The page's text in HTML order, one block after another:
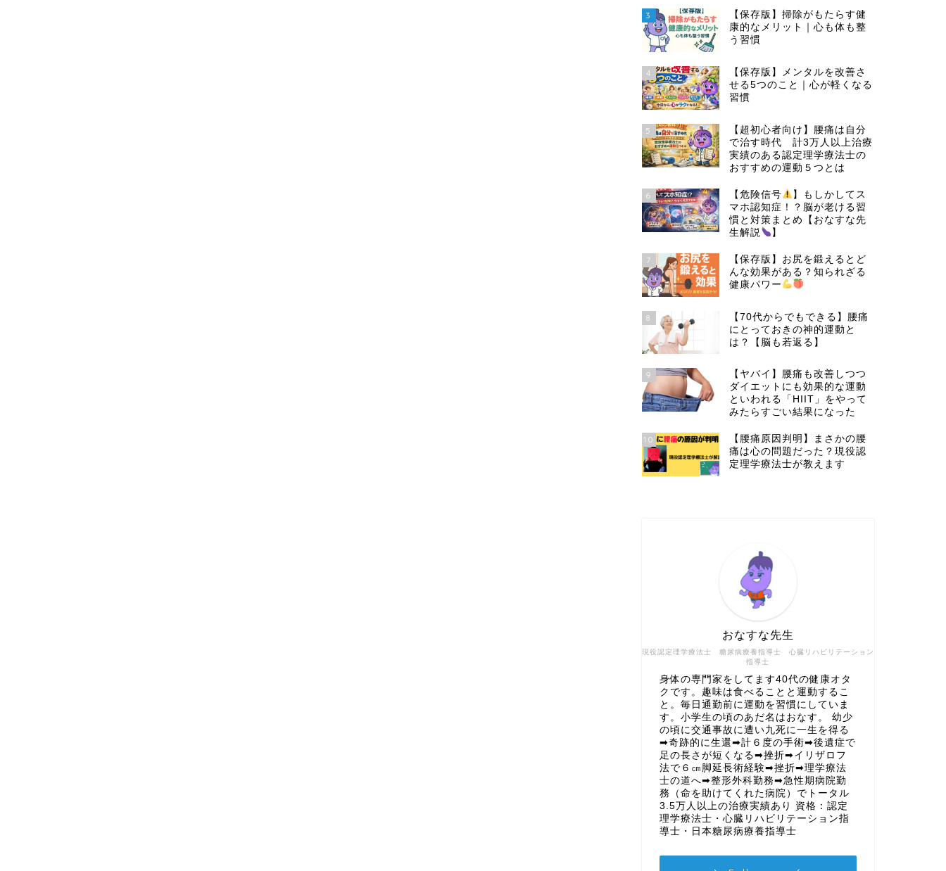
3
【保存版】掃除がもたらす健
康的なメリット｜心も体も整
う習慣
4
【保存版】メンタルを改善さ
せる5つのこと｜心が軽くなる
習慣
5
【超初心者向け】腰痛は自分
で治す時代 計3万人以上治療
実績のある認定理学療法士の
おすすめの運動５つとは
6 【危険信号
】もしかしてス
マホ認知症！？脳が老ける習
慣と対策まとめ【おなすな先
生解説
】
7
【保存版】お尻を鍛えるとど
んな効果がある？知られざる
健康パワー
8
【70代からでもできる】腰痛
にとっておきの神的運動と
は？【脳も若返る】
9
【ヤバイ】腰痛も改善しつつ
ダイエットにも効果的な運動
といわれる「HIIT」をやって
みたらすごい結果になった
10
【腰痛原因判明】まさかの腰
痛は心の問題だった？現役認
定理学療法士が教えます
現役認定理学療法士 糖尿病療養指導士 心臓リハビリテーション
指導士
おなすな先生
身体の専門家をしてます40代の健康オタ
クです。趣味は食べることと運動するこ
と。毎日通勤前に運動を習慣にしていま
す。小学生の頃のあだ名はおなす。 幼少
の頃に交通事故に遭い九死に一生を得る
➡奇跡的に生還➡計６度の手術➡後遺症で
足の長さが短くなる➡挫折➡イリザロフ
法で６㎝脚延長術経験➡挫折➡理学療法
士の道へ➡整形外科勤務➡急性期病院勤
務（命を助けてくれた病院）でトータル
3.5万人以上の治療実績あり 資格：認定
理学療法士・心臓リハビリテーション指
導士・日本糖尿病療養指導士